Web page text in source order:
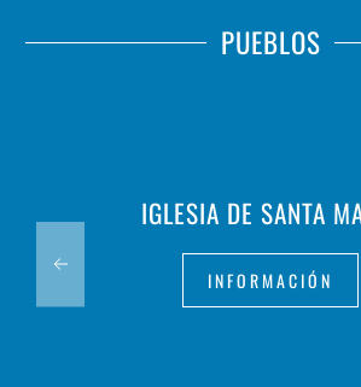
PUEBLOS
IGLESIA DE SANTA
INFORMACIÓN